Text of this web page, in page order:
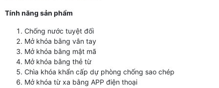
Tính năng sản phẩm
Chống nước tuyệt đối
Mở khóa bằng vân tay
Mở khóa bằng mật mã
Mở khóa bằng thẻ từ
Chìa khóa khẩn cấp dự phòng chống sao chép
Mở khóa từ xa bằng APP điện thoại